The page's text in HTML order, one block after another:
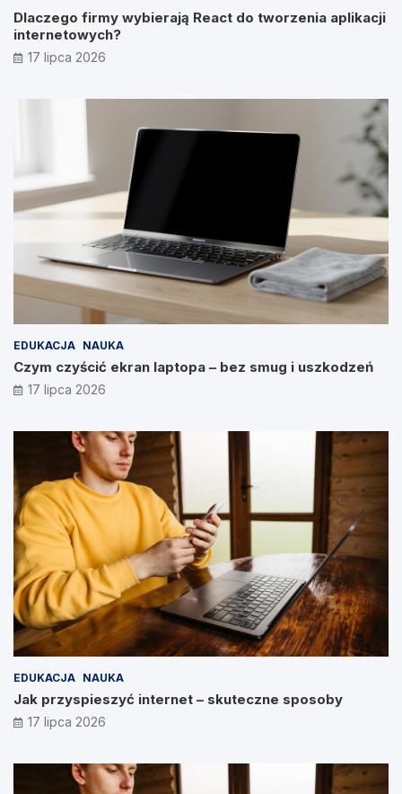
Dlaczego firmy wybierają React do tworzenia aplikacji
internetowych?
17 lipca 2026
EDUKACJA NAUKA
Czym czyścić ekran laptopa – bez smug i uszkodzeń
17 lipca 2026
EDUKACJA NAUKA
Jak przyspieszyć internet – skuteczne sposoby
17 lipca 2026